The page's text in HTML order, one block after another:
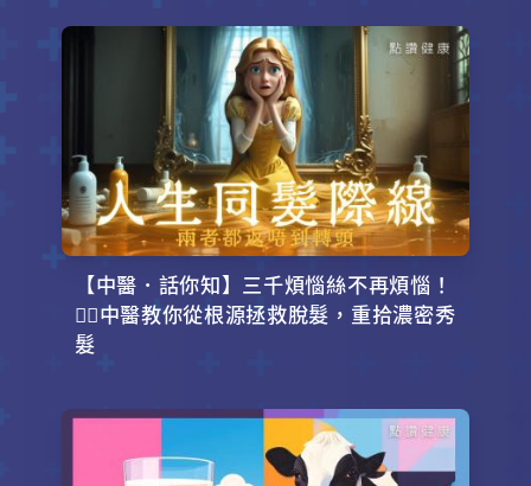
【中醫．話你知】三千煩惱絲不再煩惱！
💇‍♂️中醫教你從根源拯救脫髮，重拾濃密秀
髮